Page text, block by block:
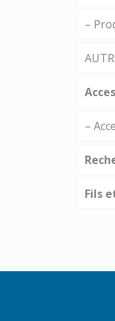
–
–
Fils